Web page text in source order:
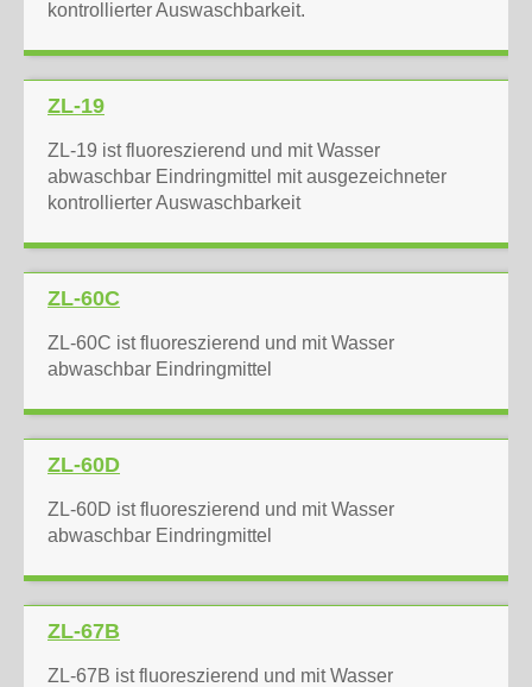
kontrollierter Auswaschbarkeit.
ZL-19
ZL-19 ist fluoreszierend und mit Wasser
abwaschbar Eindringmittel mit ausgezeichneter
kontrollierter Auswaschbarkeit
ZL-60C
ZL-60C ist fluoreszierend und mit Wasser
abwaschbar Eindringmittel
ZL-60D
ZL-60D ist fluoreszierend und mit Wasser
abwaschbar Eindringmittel
ZL-67B
ZL-67B ist fluoreszierend und mit Wasser